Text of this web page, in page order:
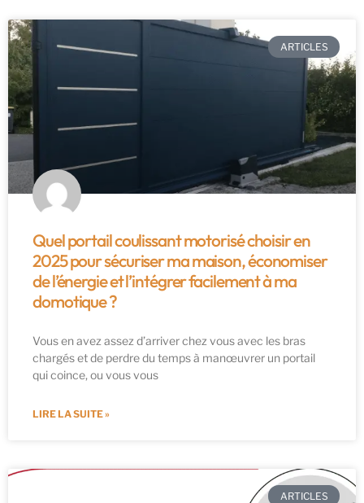
ARTICLES
Quel portail coulissant motorisé choisir en
2025 pour sécuriser ma maison, économiser
de l’énergie et l’intégrer facilement à ma
domotique ?
Vous en avez assez d’arriver chez vous avec les bras
chargés et de perdre du temps à manœuvrer un portail
qui coince, ou vous vous
LIRE LA SUITE »
ARTICLES